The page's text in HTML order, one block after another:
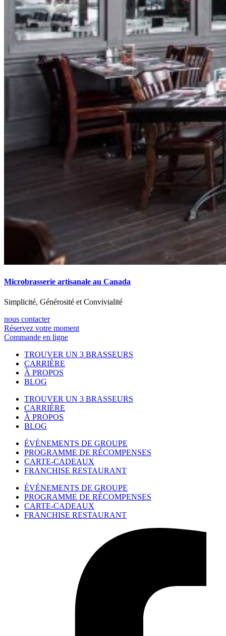
Microbrasserie artisanale au Canada
Simplicité, Générosité et Convivialité
nous contacter
Réservez votre moment
Commande en ligne
TROUVER UN 3 BRASSEURS
CARRIÈRE
À PROPOS
BLOG
TROUVER UN 3 BRASSEURS
CARRIÈRE
À PROPOS
BLOG
ÉVÉNEMENTS DE GROUPE
PROGRAMME DE RÉCOMPENSES
CARTE-CADEAUX
FRANCHISE RESTAURANT
ÉVÉNEMENTS DE GROUPE
PROGRAMME DE RÉCOMPENSES
CARTE-CADEAUX
FRANCHISE RESTAURANT